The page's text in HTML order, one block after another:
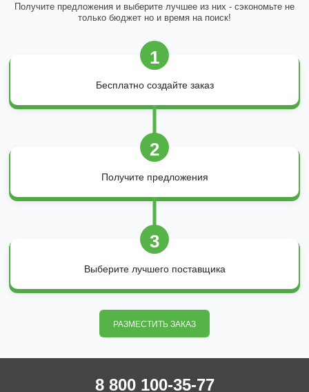
Получите предложения и выберите лучшее из них - сэкономьте не
только бюджет но и время на поиск!
1
Бесплатно создайте заказ
2
Получите предложения
3
Выберите лучшего поставщика
РАЗМЕСТИТЬ ЗАКАЗ
8 800 100-35-77